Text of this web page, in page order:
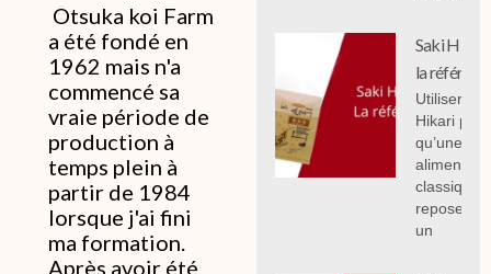
Otsuka koi Farm
a été fondé en
1962 mais n'a
commencé sa
vraie période de
production à
temps plein à
partir de 1984
lorsque j'ai fini
ma formation.
Après avoir été
Saki
la
Utiliser
Hikari
qu’une
classique
repose sur
un